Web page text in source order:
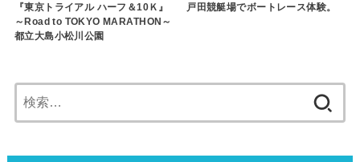
『東京トライアル ハーフ＆10Ｋ』
～Road to TOKYO MARATHON～
都立大島小松川公園
戸田競艇場でボートレース体験。
索: